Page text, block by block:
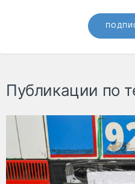
Публикации по